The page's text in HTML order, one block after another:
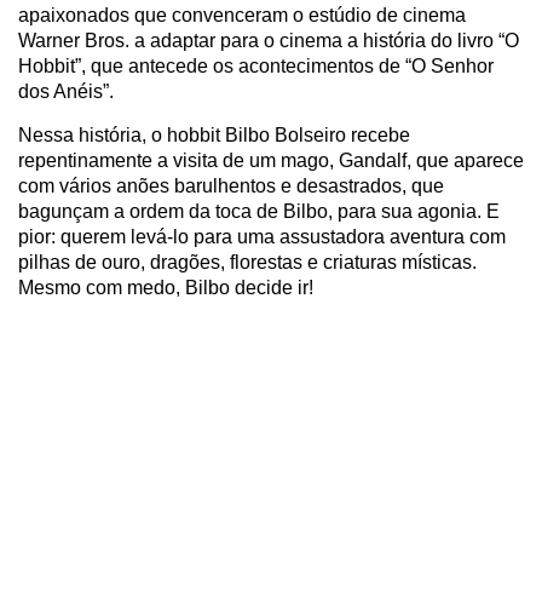
apaixonados que convenceram o estúdio de cinema
Warner Bros. a adaptar para o cinema a história do livro “O
Hobbit”, que antecede os acontecimentos de “O Senhor
dos Anéis”.
Nessa história, o hobbit Bilbo Bolseiro recebe
repentinamente a visita de um mago, Gandalf, que aparece
com vários anões barulhentos e desastrados, que
bagunçam a ordem da toca de Bilbo, para sua agonia. E
pior: querem levá-lo para uma assustadora aventura com
pilhas de ouro, dragões, florestas e criaturas místicas.
Mesmo com medo, Bilbo decide ir!